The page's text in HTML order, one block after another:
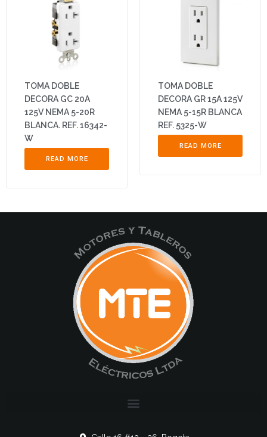
TOMA DOBLE
DECORA GC 20A
125V NEMA 5-20R
BLANCA. REF. 16342-
W
READ MORE
TOMA DOBLE
DECORA GR 15A 125V
NEMA 5-15R BLANCA
REF. 5325-W
READ MORE